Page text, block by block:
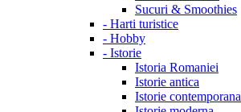
Sucuri & Smoothies
- Harti turistice
- Hobby
- Istorie
Istoria Romaniei
Istorie antica
Istorie contemporana